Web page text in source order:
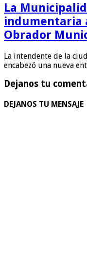
La
indumentaria
Obrador
La intendente de la
encabezó una nueva
Dejanos tu
DEJANOS TU MENSAJE